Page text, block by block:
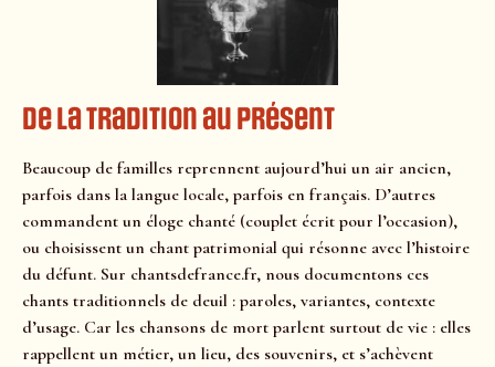
De la tradition au présent
Beaucoup de familles reprennent aujourd’hui un air ancien,
parfois dans la langue locale, parfois en français. D’autres
commandent un éloge chanté (couplet écrit pour l’occasion),
ou choisissent un chant patrimonial qui résonne avec l’histoire
du défunt. Sur chantsdefrance.fr, nous documentons ces
chants traditionnels de deuil : paroles, variantes, contexte
d’usage. Car les chansons de mort parlent surtout de vie : elles
rappellent un métier, un lieu, des souvenirs, et s’achèvent